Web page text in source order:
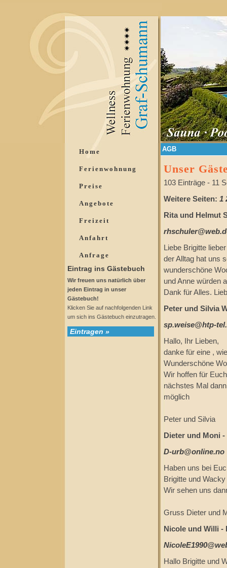
Home
Ferienwohnung
Preise
Angebote
Freizeit
Anfahrt
Anfrage
Eintrag ins Gästebuch
Wir freuen uns natürlich über
jeden Eintrag in unser
Gästebuch!
Klicken Sie auf nachfolgenden Link
um sich ins Gästebuch einzutragen.
Eintragen »
AGB
Unser
103 Einträge - 11
Weitere Seiten: 1
Rita und Helmut
Liebe Brigitte
der Alltag hat uns
wunderschöne
und Anne würden
Dank für Alles.
Peter und Silvia
sp.weise@htp-
Hallo, Ihr Lieben,
danke für eine ,
Wunderschöne
Wir hoffen für
nächstes Mal
möglich
Peter und Silvia
Dieter und Moni -
D-urb@online.no
Haben uns bei
Brigitte und
Wir sehen uns
Gruss Dieter und
Nicole und Willi -
Hallo Brigitte und